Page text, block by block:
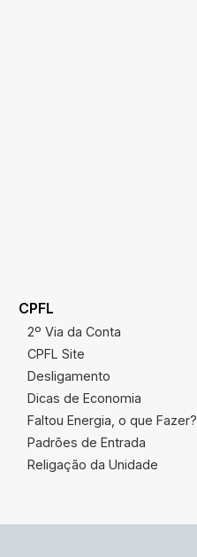
CPFL
2º Via da Conta
CPFL Site
Desligamento
Dicas de Economia
Faltou Energia, o que Fazer?
Padrões de Entrada
Religação da Unidade